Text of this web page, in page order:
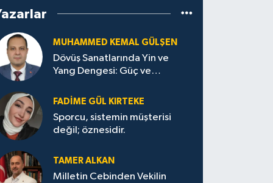
MUHAMMED KEMAL GÜLŞEN
Dövüş Sanatlarında Yin ve
Yang Dengesi: Güç ve
FADIME GÜL KIRTEKE
Sporcu, sistemin müşterisi
değil; öznesidir.
TAMER ALKAN
Milletin Cebinden Vekilin